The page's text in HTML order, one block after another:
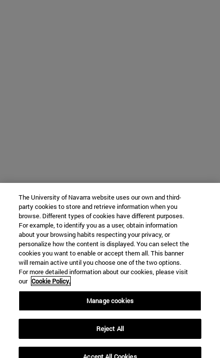
The University of Navarra website uses our own and third-
party cookies to store and retrieve information when you
browse. Different types of cookies have different purposes.
For example, to identify you as a user, obtain information
about your browsing habits respecting your privacy, or
personalize how the content is displayed. You can select the
cookies you want to enable or accept them all. This banner
will remain active until you choose one of the two options.
For more detailed information about our cookies, please visit
our Cookie Policy.
Manage cookies
Reject All